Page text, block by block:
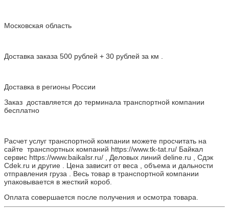
Московская область
Доставка заказа 500 рублей + 30 рублей за км .
Доставка в регионы России
Заказ доставляется до терминала транспортной компании
бесплатно
Расчет услуг транспортной компании можете просчитать на
сайте транспортных компаний https://www.tk-tat.ru/ Байкал
сервис https://www.baikalsr.ru/ , Деловых линий deline.ru , Сдэк
Cdek.ru и другие . Цена зависит от веса , объема и дальности
отправления груза . Весь товар в транспортной компании
упаковывается в жесткий короб.
Оплата совершается после получения и осмотра товара.